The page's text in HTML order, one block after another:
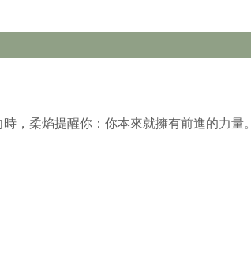
，柔焰提醒你：你本來就擁有前進的力量。